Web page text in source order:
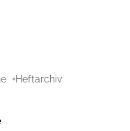
Heftarchiv